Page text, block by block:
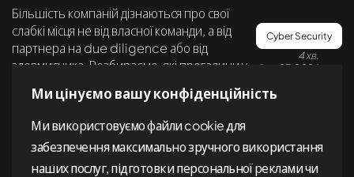
Більшість компаній дізнаються про свої
слабкі місця не від власної команди, а від
партнера на due diligence або від
зловмисника. Розбираємо, які прогалини у
найдовше й чому.
Cyber Security
4 хв.
Лип. 27, 2026
Показати всі статті
Ми цінуємо вашу конфіденційність
Ми використовуємо файли cookie для
забезпечення максимально зручного використання
наших послуг, підготовки персональної реклами чи